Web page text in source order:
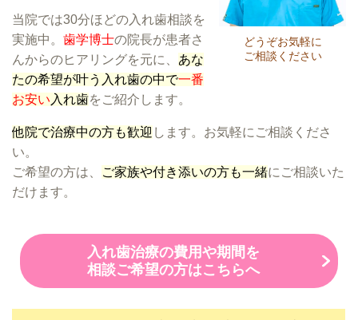
どうぞお気軽に
ご相談ください
当院では30分ほどの入れ歯相談を
実施中。 歯学博士の院長が患者さ
んからのヒアリングを元に、 あな
たの希望が叶う入れ歯の中で一番
お安い 入れ歯をご紹介します。
他院で治療中の方も歓迎 します。お気軽にご相談くださ
い。
ご希望の方は、
ご家族や付き添いの方も一緒にご相談いた
だけます。
入れ歯治療の費用や期間を
相談ご希望の方はこちらへ